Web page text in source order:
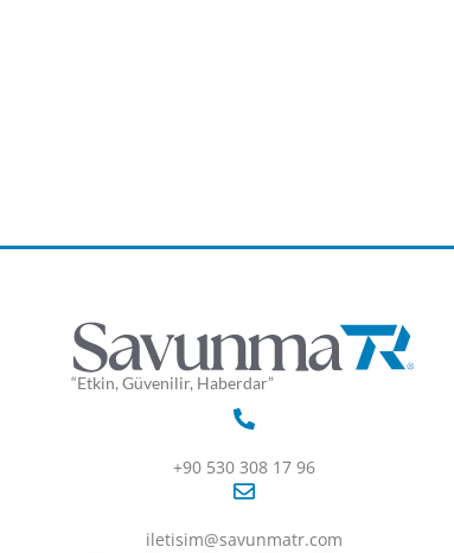
“Etkin, Güvenilir, Haberdar”
+90 530 308 17 96
iletisim@savunmatr.com